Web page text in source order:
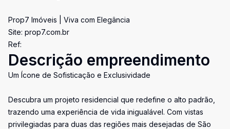
Prop7 Imóveis | Viva com Elegância
Site: prop7.com.br
Ref:
Descrição empreendimento
Um Ícone de Sofisticação e Exclusividade
Descubra um projeto residencial que redefine o alto padrão,
trazendo uma experiência de vida inigualável. Com vistas
privilegiadas para duas das regiões mais desejadas de São